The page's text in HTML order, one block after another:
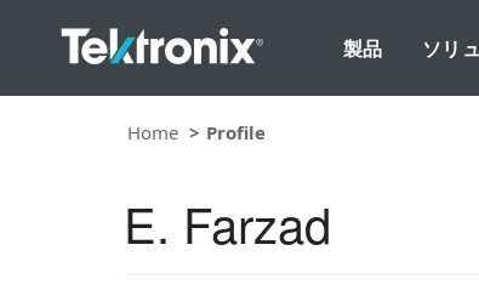
製品 ソリ
Home Profile
E. Farzad